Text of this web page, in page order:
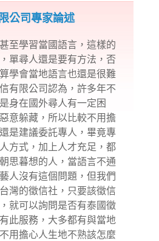
公司專家論述
至學習當國語言，這樣的
單尋人還是要有方法，否
學會當地語言也還是很難
有限公司認為，許多年不
身在國外尋人有一定困
意躲藏，所以比較不用擔
是建議委託專人，畢竟專
方式，加上人才充足，都
思暮想的人，當語言不通
人沒有這個問題，但我們
灣的徵信社，只要該徵信
就可以詢問是否有泰國徵
此服務，大多都有與當地
用擔心人生地不熟該怎麼